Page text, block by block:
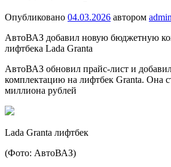
Опубликовано 04.03.2026 автором admin
АвтоВАЗ добавил новую бюджетную
лифтбека Lada Granta
АвтоВАЗ обновил прайс-лист и
комплектацию на лифтбек Granta. Она
миллиона рублей
Lada Granta лифтбек
(Фото: АвтоВАЗ)